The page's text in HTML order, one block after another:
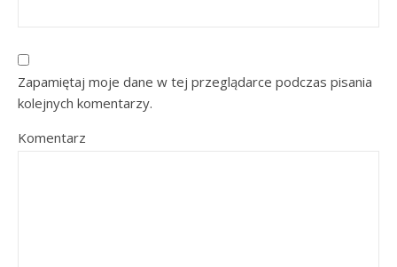
Zapamiętaj moje dane w tej przeglądarce podczas pisania
kolejnych komentarzy.
Komentarz